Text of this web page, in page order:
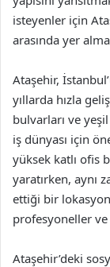
isteyenler için
arasında yer
Ataşehir,
yıllarda hızla
bulvarları ve
iş dünyası için
yüksek katlı ofis
yaratırken, aynı
ettiği bir
profesyoneller ve
Ataşehir’deki